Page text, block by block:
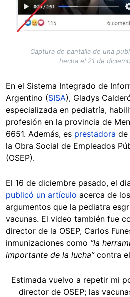
Captura de pantalla de una
hecha el 21 de
En el Sistema Integrado de
Argentino (SISA), Gladys
especializada en pediatría,
profesión en la provincia de
6651. Además, es prestadora de
la Obra Social de Empleados
(OSEP).
El 16 de diciembre pasado, el
publicó un artículo acerca de los
argumentos que la pediatra
vacunas. El video también fue
director de la OSEP, Carlos
inmunizaciones como “la
importante de la lucha” contra
Estimada vuelvo a repetir mi
director de OSEP; las